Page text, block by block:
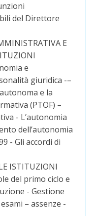
del Direttore
E
e
giuridica -–
e la
(PTOF) –
- L’autonomia
dell’autonomia
- Gli accordi di
ISTITUZIONI
del primo ciclo e
- Gestione
– assenze -